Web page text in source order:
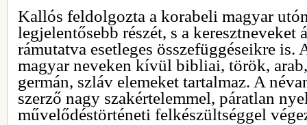
Kallós feldolgozta a korabeli magyar
legjelentősebb részét, s a keresztneveket
rámutatva esetleges összefüggéseikre is.
magyar neveken kívül bibliai, török,
germán, szláv elemeket tartalmaz. A
szerző nagy szakértelemmel, páratlan
művelődéstörténeti felkészültséggel